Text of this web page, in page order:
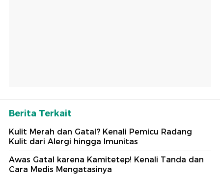
Berita Terkait
Kulit Merah dan Gatal? Kenali Pemicu Radang
Kulit dari Alergi hingga Imunitas
Awas Gatal karena Kamitetep! Kenali Tanda dan
Cara Medis Mengatasinya